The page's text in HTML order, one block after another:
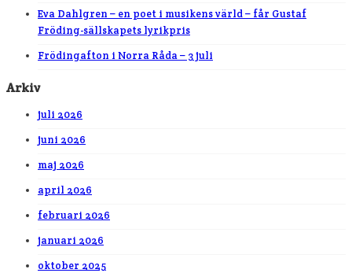
Eva Dahlgren – en poet i musikens värld – får Gustaf
Fröding-sällskapets lyrikpris
Frödingafton i Norra Råda – 3 juli
Arkiv
juli 2026
juni 2026
maj 2026
april 2026
februari 2026
januari 2026
oktober 2025